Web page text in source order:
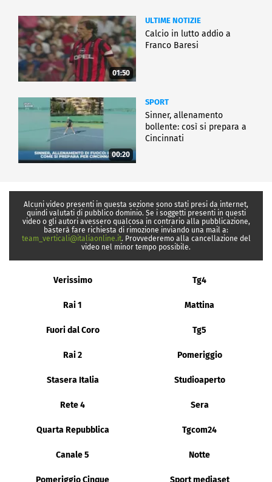
01:50
ULTIME NOTIZIE
Calcio in lutto addio a
Franco Baresi
00:20
SPORT
Sinner, allenamento
bollente: così si prepara a
Cincinnati
Alcuni video presenti in questa sezione sono stati presi da internet,
quindi valutati di pubblico dominio. Se i soggetti presenti in questi
video o gli autori avessero qualcosa in contrario alla pubblicazione,
basterà fare richiesta di rimozione inviando una mail a:
team_verticali@italiaonline.it. Provvederemo alla cancellazione del
video nel minor tempo possibile.
Verissimo Tg4
Rai 1 Mattina
Fuori dal Coro Tg5
Rai 2 Pomeriggio
Stasera Italia Studioaperto
Rete 4 Sera
Quarta Repubblica Tgcom24
Canale 5 Notte
Pomeriggio Cinque Sport mediaset